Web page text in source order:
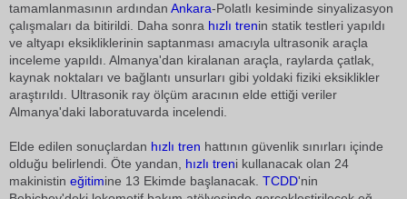
tamamlanmasının ardından Ankara-Polatlı kesiminde sinyalizasyon
çalışmaları da bitirildi. Daha sonra hızlı trenin statik testleri yapıldı
ve altyapı eksikliklerinin saptanması amacıyla ultrasonik araçla
inceleme yapıldı. Almanya'dan kiralanan araçla, raylarda çatlak,
kaynak noktaları ve bağlantı unsurları gibi yoldaki fiziki eksiklikler
araştırıldı. Ultrasonik ray ölçüm aracının elde ettiği veriler
Almanya'daki laboratuvarda incelendi.
Elde edilen sonuçlardan hızlı tren hattının güvenlik sınırları içinde
olduğu belirlendi. Öte yandan, hızlı treni kullanacak olan 24
makinistin eğitimine 13 Ekimde başlanacak. TCDD'nin